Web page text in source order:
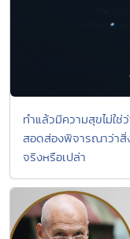
ทำแล้วมีความสุขไม่ใ
สอดส่องพิจารณาว่าสิ่
จริงหรือเปล่า